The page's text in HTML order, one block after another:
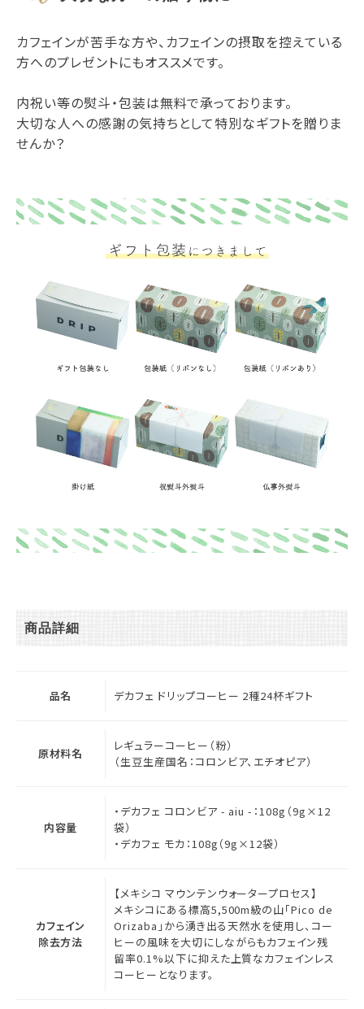
カフェインが苦手な方や、カフェインの摂取を控えている
方へのプレゼントにもオススメです。
内祝い等の熨斗・包装は無料で承っております。
大切な人への感謝の気持ちとして特別なギフトを贈りま
せんか？
商品詳細
品名 デカフェ ドリップコーヒー 2種24杯ギフト
原材料名
レギュラーコーヒー（粉）
（生豆生産国名：コロンビア、エチオピア）
内容量
・デカフェ コロンビア - aiu -：108g（9g×12
袋）
・デカフェ モカ：108g（9g×12袋）
カフェイン
除去方法
【メキシコ マウンテンウォータープロセス】
メキシコにある標高5,500m級の山「Pico de
Orizaba」から湧き出る天然水を使用し、コー
ヒーの風味を大切にしながらもカフェイン残
留率0.1%以下に抑えた上質なカフェインレス
コーヒーとなります。